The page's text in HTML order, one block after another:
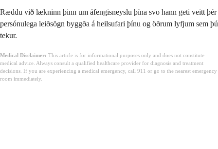
Ræddu við lækninn þinn um áfengisneyslu þína svo hann geti veitt þér
persónulega leiðsögn byggða á heilsufari þínu og öðrum lyfjum sem þú
tekur.
Medical Disclaimer: This article is for informational purposes only and does not constitute
medical advice. Always consult a qualified healthcare provider for diagnosis and treatment
decisions. If you are experiencing a medical emergency, call 911 or go to the nearest emergency
room immediately.